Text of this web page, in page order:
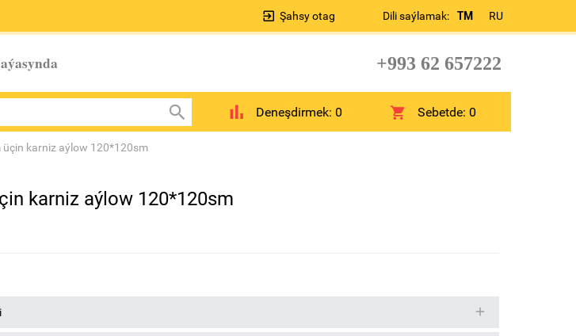
Dili saýlamak: TM RU
Şahsy otag
aýasynda +993 62 657222
Deneşdirmek: 0 Sebetde:0
üçin karniz aýlow 120*120sm
karniz aýlow 120*120sm